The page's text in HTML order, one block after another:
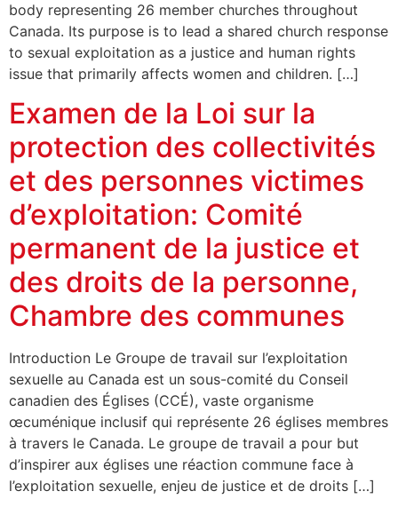
body representing 26 member churches throughout
Canada. Its purpose is to lead a shared church response
to sexual exploitation as a justice and human rights
issue that primarily affects women and children. […]
Examen de la Loi sur la
protection des collectivités
et des personnes victimes
d’exploitation: Comité
permanent de la justice et
des droits de la personne,
Chambre des communes
Introduction Le Groupe de travail sur l’exploitation
sexuelle au Canada est un sous-comité du Conseil
canadien des Églises (CCÉ), vaste organisme
œcuménique inclusif qui représente 26 églises membres
à travers le Canada. Le groupe de travail a pour but
d’inspirer aux églises une réaction commune face à
l’exploitation sexuelle, enjeu de justice et de droits […]